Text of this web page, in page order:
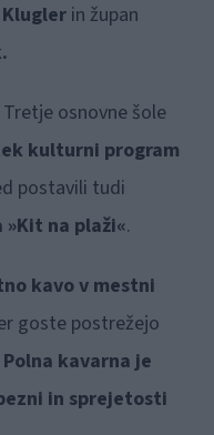
in župan
osnovne šole
kulturni program
postavili tudi
na plaži«.
kavo v mestni
goste postrežejo
Polna kavarna je
in sprejetosti